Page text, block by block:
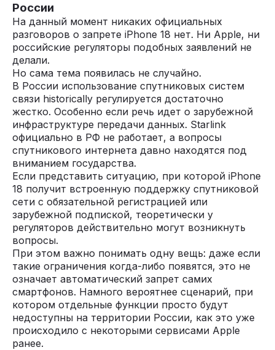
России
На данный момент никаких официальных
разговоров о запрете iPhone 18 нет. Ни Apple, ни
российские регуляторы подобных заявлений не
делали.
Но сама тема появилась не случайно.
В России использование спутниковых систем
связи historically регулируется достаточно
жестко. Особенно если речь идет о зарубежной
инфраструктуре передачи данных. Starlink
официально в РФ не работает, а вопросы
спутникового интернета давно находятся под
вниманием государства.
Если представить ситуацию, при которой iPhone
18 получит встроенную поддержку спутниковой
сети с обязательной регистрацией или
зарубежной подпиской, теоретически у
регуляторов действительно могут возникнуть
вопросы.
При этом важно понимать одну вещь: даже если
такие ограничения когда-либо появятся, это не
означает автоматический запрет самих
смартфонов. Намного вероятнее сценарий, при
котором отдельные функции просто будут
недоступны на территории России, как это уже
происходило с некоторыми сервисами Apple
ранее.